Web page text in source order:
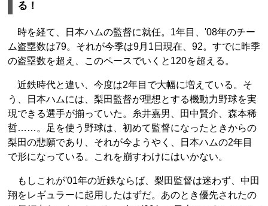
る！
時を経て、日本ハムの監督に就任。1年目、'08年のチー
ム盗塁数は79。それが今季は9月1日現在、92。すでに昨季
の盗塁数を超え、このペースでいくと120を超える。
近鉄時代と違い、今度は2年目で大幅に増えている。そ
う、日本ハムには、梨田監督が理想とする機動力野球を実
現できる選手が揃っていた。糸井嘉男、田中賢介、森本稀
哲……。足を使う野球は、初めて監督になったときからの
梨田の悲願であり、それが今ようやく、日本ハムの2年目
で形になっている。これを崩すわけにはいかない。
もしこれが'01年の近鉄ならば、梨田監督は迷わず、中田
翔をレギュラーに起用したはずだ。あのとき優先されたの